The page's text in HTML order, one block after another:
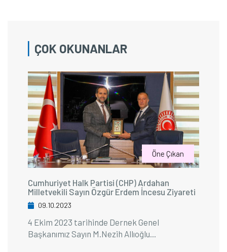
ÇOK OKUNANLAR
Öne Çıkan
Cumhuriyet Halk Partisi (CHP) Ardahan
Milletvekili Sayın Özgür Erdem İncesu Ziyareti
09.10.2023
4 Ekim 2023 tarihinde Dernek Genel
Başkanımız Sayın M.Nezih Allıoğlu...